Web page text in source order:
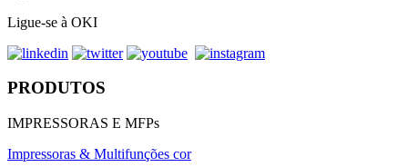
Ligue-se à OKI
PRODUTOS
IMPRESSORAS E MFPs
Impressoras & Multifunções cor